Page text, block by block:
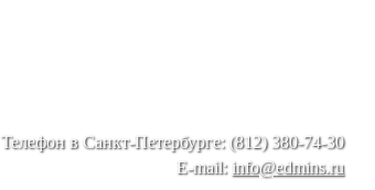
Телефон в Санкт-Петербурге: (812) 380-74-30
E-mail: info@edmins.ru